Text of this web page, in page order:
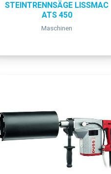
STEINTRENNSÄGE LISSMAC
ATS 450
Maschinen